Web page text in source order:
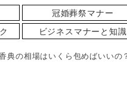
冠婚葬祭マナー
ビジネスマナーと知識
典の相場はいくら包めばいいの